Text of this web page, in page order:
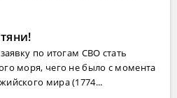
по итогам СВО стать
моря, чего не было с момента
мира (1774...